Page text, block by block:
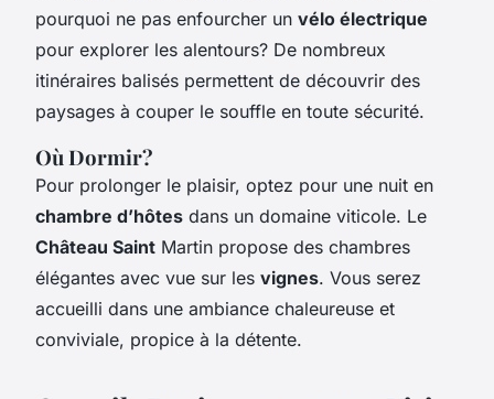
pourquoi ne pas enfourcher un vélo électrique
pour explorer les alentours? De nombreux
itinéraires balisés permettent de découvrir des
paysages à couper le souffle en toute sécurité.
Où Dormir?
Pour prolonger le plaisir, optez pour une nuit en
chambre d’hôtes dans un domaine viticole. Le
Château Saint Martin propose des chambres
élégantes avec vue sur les vignes. Vous serez
accueilli dans une ambiance chaleureuse et
conviviale, propice à la détente.